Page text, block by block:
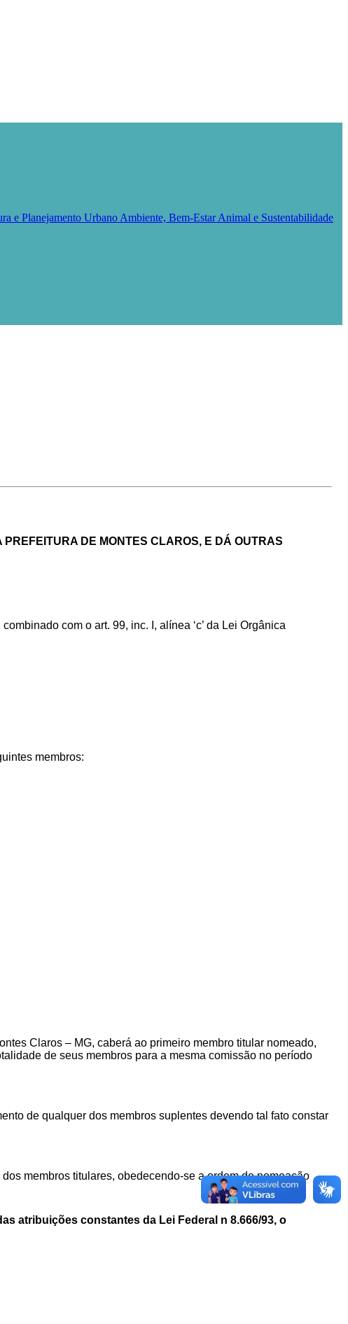
e Planejamento Urbano Ambiente, Bem-Estar Animal e Sustentabilidade
DE MONTES CLAROS, E DÁ OUTRAS
com o art. 99, inc. I, alínea ‘c’ da Lei Orgânica
membros:
Claros – MG, caberá ao primeiro membro titular nomeado,
de seus membros para a mesma comissão no período
de qualquer dos membros suplentes devendo tal fato constar
membros titulares, obedecendo-se a ordem de nomeação
atribuições constantes da Lei Federal n 8.666/93, o